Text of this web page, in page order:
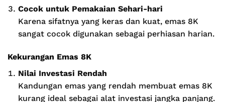
Cocok untuk Pemakaian Sehari-hari
Karena sifatnya yang keras dan kuat, emas 8K
sangat cocok digunakan sebagai perhiasan harian.
Kekurangan Emas 8K
Nilai Investasi Rendah
Kandungan emas yang rendah membuat emas 8K
kurang ideal sebagai alat investasi jangka panjang.